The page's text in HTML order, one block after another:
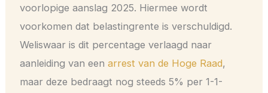
voorlopige aanslag 2025. Hiermee wordt
voorkomen dat belastingrente is verschuldigd.
Weliswaar is dit percentage verlaagd naar
aanleiding van een arrest van de Hoge Raad,
maar deze bedraagt nog steeds 5% per 1-1-